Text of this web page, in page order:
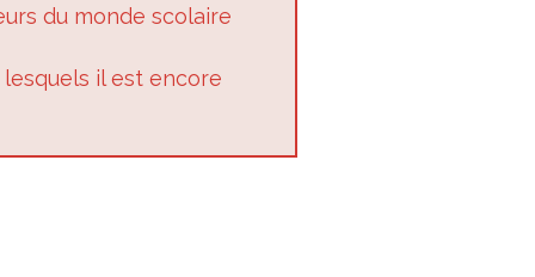
du monde scolaire
il est encore